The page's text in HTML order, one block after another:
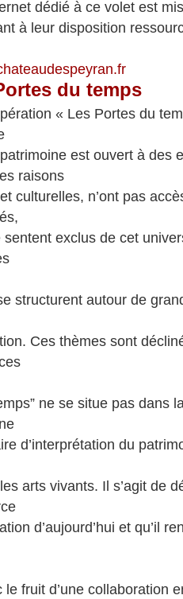
dédié à ce volet est
à leur disposition
du temps
« Les Portes du
est ouvert à des
raisons
culturelles, n’ont pas
exclus de cet
structurent autour de
Ces thèmes sont
ne se situe pas dans
d’interprétation du
arts vivants. Il s’agit de
d’aujourd’hui et qu’il
fruit d’une collaboration